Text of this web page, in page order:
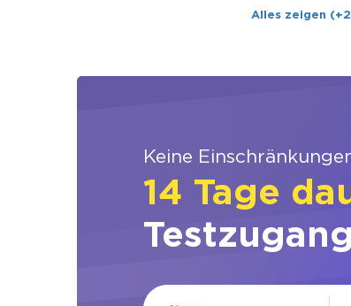
Alles zeigen
Keine
14 Tage
Testzugang